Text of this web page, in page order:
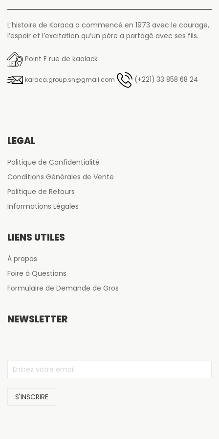
L’histoire de Karaca a commencé en 1973 avec le courage,
l’espoir et l’excitation qu’un père a partagé avec ses fils.
Point E rue de kaolack
karaca.group.sn@gmail.com (+221) 33 858 68 24
LÉGAL
Politique de Confidentialité
Conditions Générales de Vente
Politique de Retours
Informations Légales
LIENS UTILES
À propos
Foire à Questions
Formulaire de Demande de Gros
NEWSLETTER